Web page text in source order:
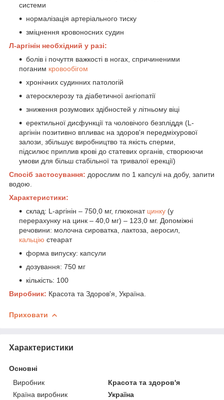
системи
нормалізація артеріального тиску
зміцнення кровоносних судин
Л-аргінін необхідний у разі:
болів і почуття важкості в ногах, спричиненими
поганим кровообігом
хронічних судинних патологій
атеросклерозу та діабетичної ангіопатії
зниження розумових здібностей у літньому віці
еректильної дисфункції та чоловічого безпліддя (L-
аргінін позитивно впливає на здоров'я передміхурової
залози, збільшує виробництво та якість сперми,
підсилює приплив крові до статевих органів, створюючи
умови для більш стабільної та тривалої ерекції)
Спосіб застосування: дорослим по 1 капсулі на добу, запити
водою.
Характеристики:
склад: L-аргінін – 750,0 мг, глюконат цинку (у
перерахунку на цинк – 40,0 мг) – 123,0 мг. Допоміжні
речовини: молочна сироватка, лактоза, аеросил,
кальцію стеарат
форма випуску: капсули
дозування: 750 мг
кількість: 100
Виробник: Красота та Здоров'я, Україна.
Приховати
Характеристики
Основні
Виробник
Красота та здоров'я
Країна виробник
Україна